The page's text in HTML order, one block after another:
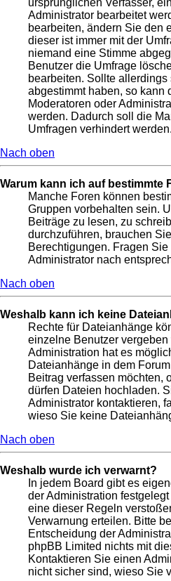
Administrator bearbeitet
bearbeiten, ändern Sie den
dieser ist immer mit der
niemand eine Stimme
Benutzer die Umfrage
bearbeiten. Sollte
abgestimmt haben, so kann
Moderatoren oder
werden. Dadurch soll die
Umfragen verhindert werden.
Nach oben
Warum kann ich auf bestimmte
Manche Foren können
Gruppen vorbehalten sein.
Beiträge zu lesen, zu
durchzuführen, brauchen
Berechtigungen. Fragen
Administrator nach
Nach oben
Weshalb kann ich keine
Rechte für Dateianhänge
einzelne Benutzer
Administration hat es
Dateianhänge in dem
Beitrag verfassen möchten,
dürfen Dateien hochladen.
Administrator kontaktieren,
wieso Sie keine
Nach oben
Weshalb wurde ich verwarnt?
In jedem Board gibt es
der Administration
eine dieser Regeln
Verwarnung erteilen. Bitte
Entscheidung der
phpBB Limited nichts mit
Kontaktieren Sie einen
nicht sicher sind, wieso Sie